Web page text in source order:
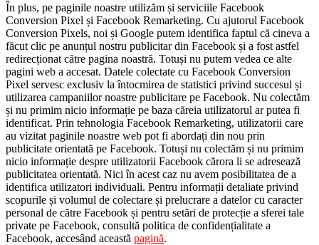
În plus, pe paginile noastre utilizăm și serviciile Facebook
Conversion Pixel și Facebook Remarketing. Cu ajutorul Facebook
Conversion Pixels, noi și Google putem identifica faptul că cineva a
făcut clic pe anunțul nostru publicitar din Facebook și a fost astfel
redirecționat către pagina noastră. Totuși nu putem vedea ce alte
pagini web a accesat. Datele colectate cu Facebook Conversion
Pixel servesc exclusiv la întocmirea de statistici privind succesul și
utilizarea campaniilor noastre publicitare pe Facebook. Nu colectăm
și nu primim nicio informație pe baza căreia utilizatorul ar putea fi
identificat. Prin tehnologia Facebook Remarketing, utilizatorii care
au vizitat paginile noastre web pot fi abordați din nou prin
publicitate orientată pe Facebook. Totuși nu colectăm și nu primim
nicio informație despre utilizatorii Facebook cărora li se adresează
publicitatea orientată. Nici în acest caz nu avem posibilitatea de a
identifica utilizatori individuali. Pentru informații detaliate privind
scopurile și volumul de colectare și prelucrare a datelor cu caracter
personal de către Facebook și pentru setări de protecție a sferei tale
private pe Facebook, consultă politica de confidențialitate a
Facebook, accesând această pagină.